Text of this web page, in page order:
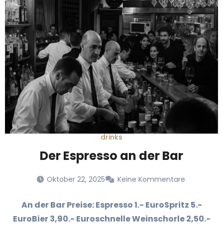
drinks
Der Espresso an der Bar
Oktober 22, 2025 Keine Kommentare
An der Bar Preise: Espresso 1.- EuroSpritz 5.-
EuroBier 3,90.- Euroschnelle Weinschorle 2,50.-